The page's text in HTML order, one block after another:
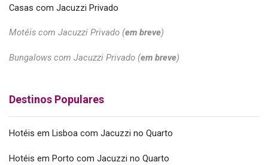
Casas com Jacuzzi Privado
Motéis com Jacuzzi Privado (em breve)
Bungalows com Jacuzzi Privado (em breve)
Destinos Populares
Hotéis em Lisboa com Jacuzzi no Quarto
Hotéis em Porto com Jacuzzi no Quarto